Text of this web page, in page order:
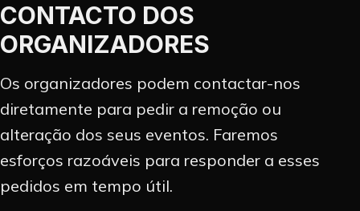
CONTACTO DOS
ORGANIZADORES
Os organizadores podem contactar-nos
diretamente para pedir a remoção ou
alteração dos seus eventos. Faremos
esforços razoáveis para responder a esses
pedidos em tempo útil.